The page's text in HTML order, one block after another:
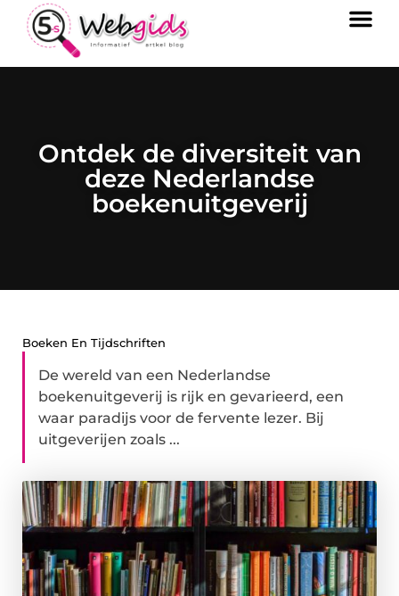
Ontdek de diversiteit van
deze Nederlandse
boekenuitgeverij
Boeken En Tijdschriften
De wereld van een Nederlandse
boekenuitgeverij is rijk en gevarieerd, een
waar paradijs voor de fervente lezer. Bij
uitgeverijen zoals ...